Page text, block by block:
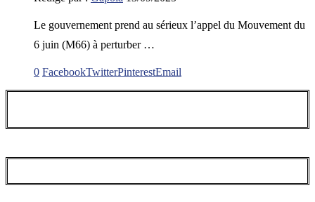
Le gouvernement prend au sérieux l’appel du Mouvement du
6 juin (M66) à perturber …
0 FacebookTwitterPinterestEmail